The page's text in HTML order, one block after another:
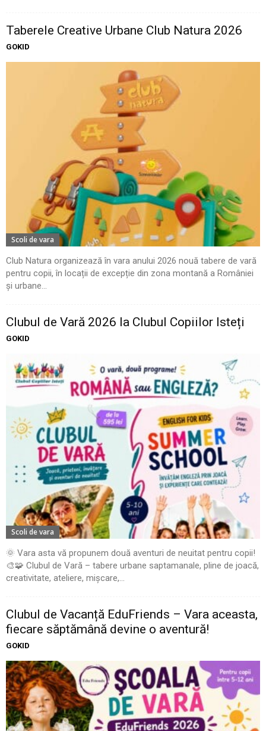
Taberele Creative Urbane Club Natura 2026
GOKID
Scoli de vara
Club Natura organizează în vara anului 2026 nouă tabere de vară
pentru copii, în locații de excepție din zona montană a României
și urbane...
Clubul de Vară 2026 la Clubul Copiilor Isteți
GOKID
Scoli de vara
🌞 Vara asta vă propunem două aventuri de neuitat pentru copii!
🎨🧩 Clubul de Vară – tabere urbane saptamanale, pline de joacă,
creativitate, ateliere, mișcare,...
Clubul de Vacanță EduFriends – Vara aceasta,
fiecare săptămână devine o aventură!
GOKID